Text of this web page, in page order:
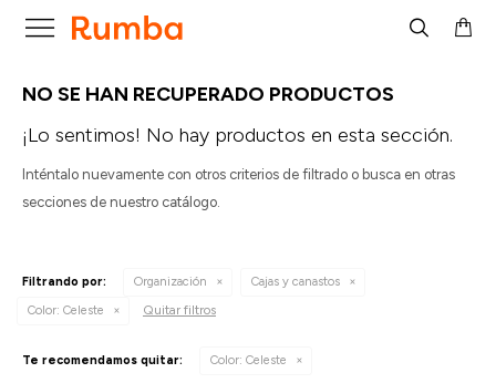

NO SE HAN RECUPERADO PRODUCTOS
¡Lo sentimos! No hay productos en esta sección.
Inténtalo nuevamente con otros criterios de filtrado o busca en otras
secciones de nuestro catálogo.
Filtrando por: Organización
Cajas y canastos
Color: Celeste Quitar filtros
Te recomendamos quitar: Color: Celeste